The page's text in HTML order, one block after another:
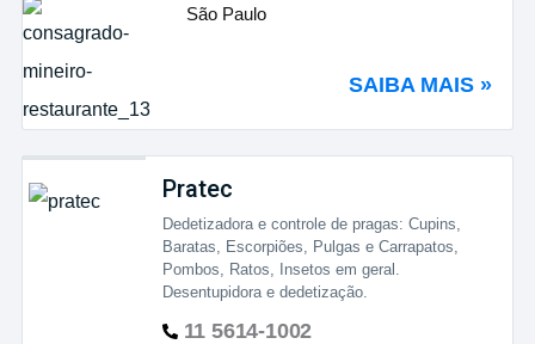
São Paulo
SAIBA MAIS »
Pratec
Dedetizadora e controle de pragas: Cupins,
Baratas, Escorpiões, Pulgas e Carrapatos,
Pombos, Ratos, Insetos em geral.
Desentupidora e dedetização.
11 5614-1002